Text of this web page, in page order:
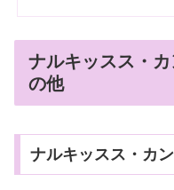
ナルキッスス・
の他
ナルキッスス・カ